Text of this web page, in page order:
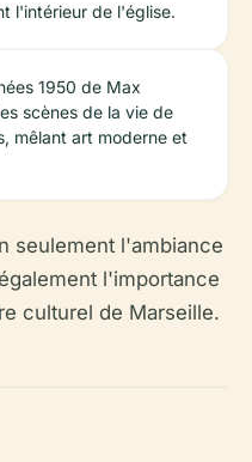
l'intérieur de l'église.
1950 de Max
scènes de la vie de
mêlant art moderne et
seulement l'ambiance
l'importance
culturel de Marseille.